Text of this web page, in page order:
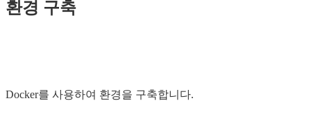
환경 구축
Docker를 사용하여 환경을 구축합니다.